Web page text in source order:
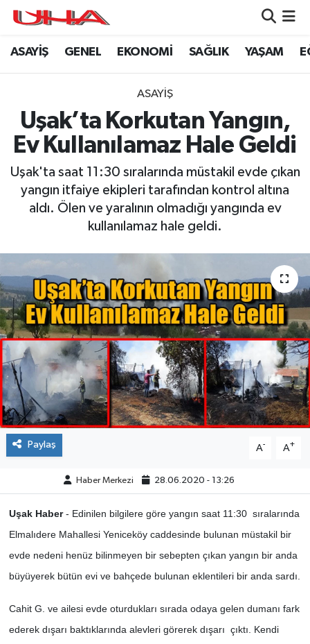
ASAYİŞ GENEL EKONOMİ SAĞLIK YAŞAM
ASAYİŞ
Uşak’ta Korkutan Yangın,
Ev Kullanılamaz Hale Geldi
Uşak'ta saat 11:30 sıralarında müstakil evde çıkan
yangın itfaiye ekipleri tarafından kontrol altına
aldı. Ölen ve yaralının olmadığı yangında ev
kullanılamaz hale geldi.
Paylaş A- A+
Haber Merkezi 28.06.2020 - 13:26
Uşak Haber- Edinilen bilgilere göre yangın saat 11:30 sıralarında
Elmalıdere Mahallesi Yeniceköy caddesinde bulunan müstakil bir
evde nedeni henüz bilinmeyen bir sebepten çıkan yangın bir anda
büyüyerek bütün evi ve bahçede bulunan eklentileri bir anda sardı.
Cahit G. ve ailesi evde oturdukları sırada odaya gelen dumanı fark
ederek dışarı baktıklarında alevleri görerek dışarı çıktı. Kendi
ASAYİŞ
GENEL
SAĞLIK
LEZETLERİMİZ
EĞİTİM
ÇEVRE
DÜNYA
HABERDE İNSAN
BİLİM VE TEKNOLOJİ
KAMPANYALAR
KÜLTÜR-SANAT
ÖZEL HABER
Nöbetçi Eczaneler
Namaz Vakitleri
Puan Durumu ve Fikstür
Tüm Manşetler
Haber Arşivi